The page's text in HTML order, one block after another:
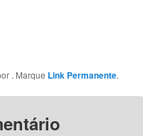
. Marque Link Permanente.